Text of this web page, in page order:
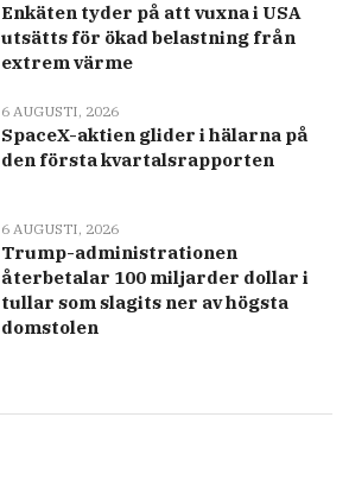
Enkäten tyder på att vuxna i USA
utsätts för ökad belastning från
extrem värme
6 AUGUSTI, 2026
SpaceX-aktien glider i hälarna på
den första kvartalsrapporten
6 AUGUSTI, 2026
Trump-administrationen
återbetalar 100 miljarder dollar i
tullar som slagits ner av högsta
domstolen